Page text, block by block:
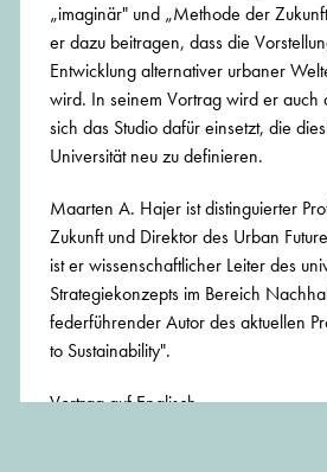
„imaginär" und „Methode der
er dazu beitragen, dass die
Entwicklung alternativer urbaner
wird. In seinem Vortrag wird er auch
sich das Studio dafür einsetzt, die
Universität neu zu definieren.
Maarten A. Hajer ist distinguierter
Zukunft und Direktor des Urban
ist er wissenschaftlicher Leiter des
Strategiekonzepts im Bereich
federführender Autor des aktuellen
to Sustainability".
Vortrag auf Englisch